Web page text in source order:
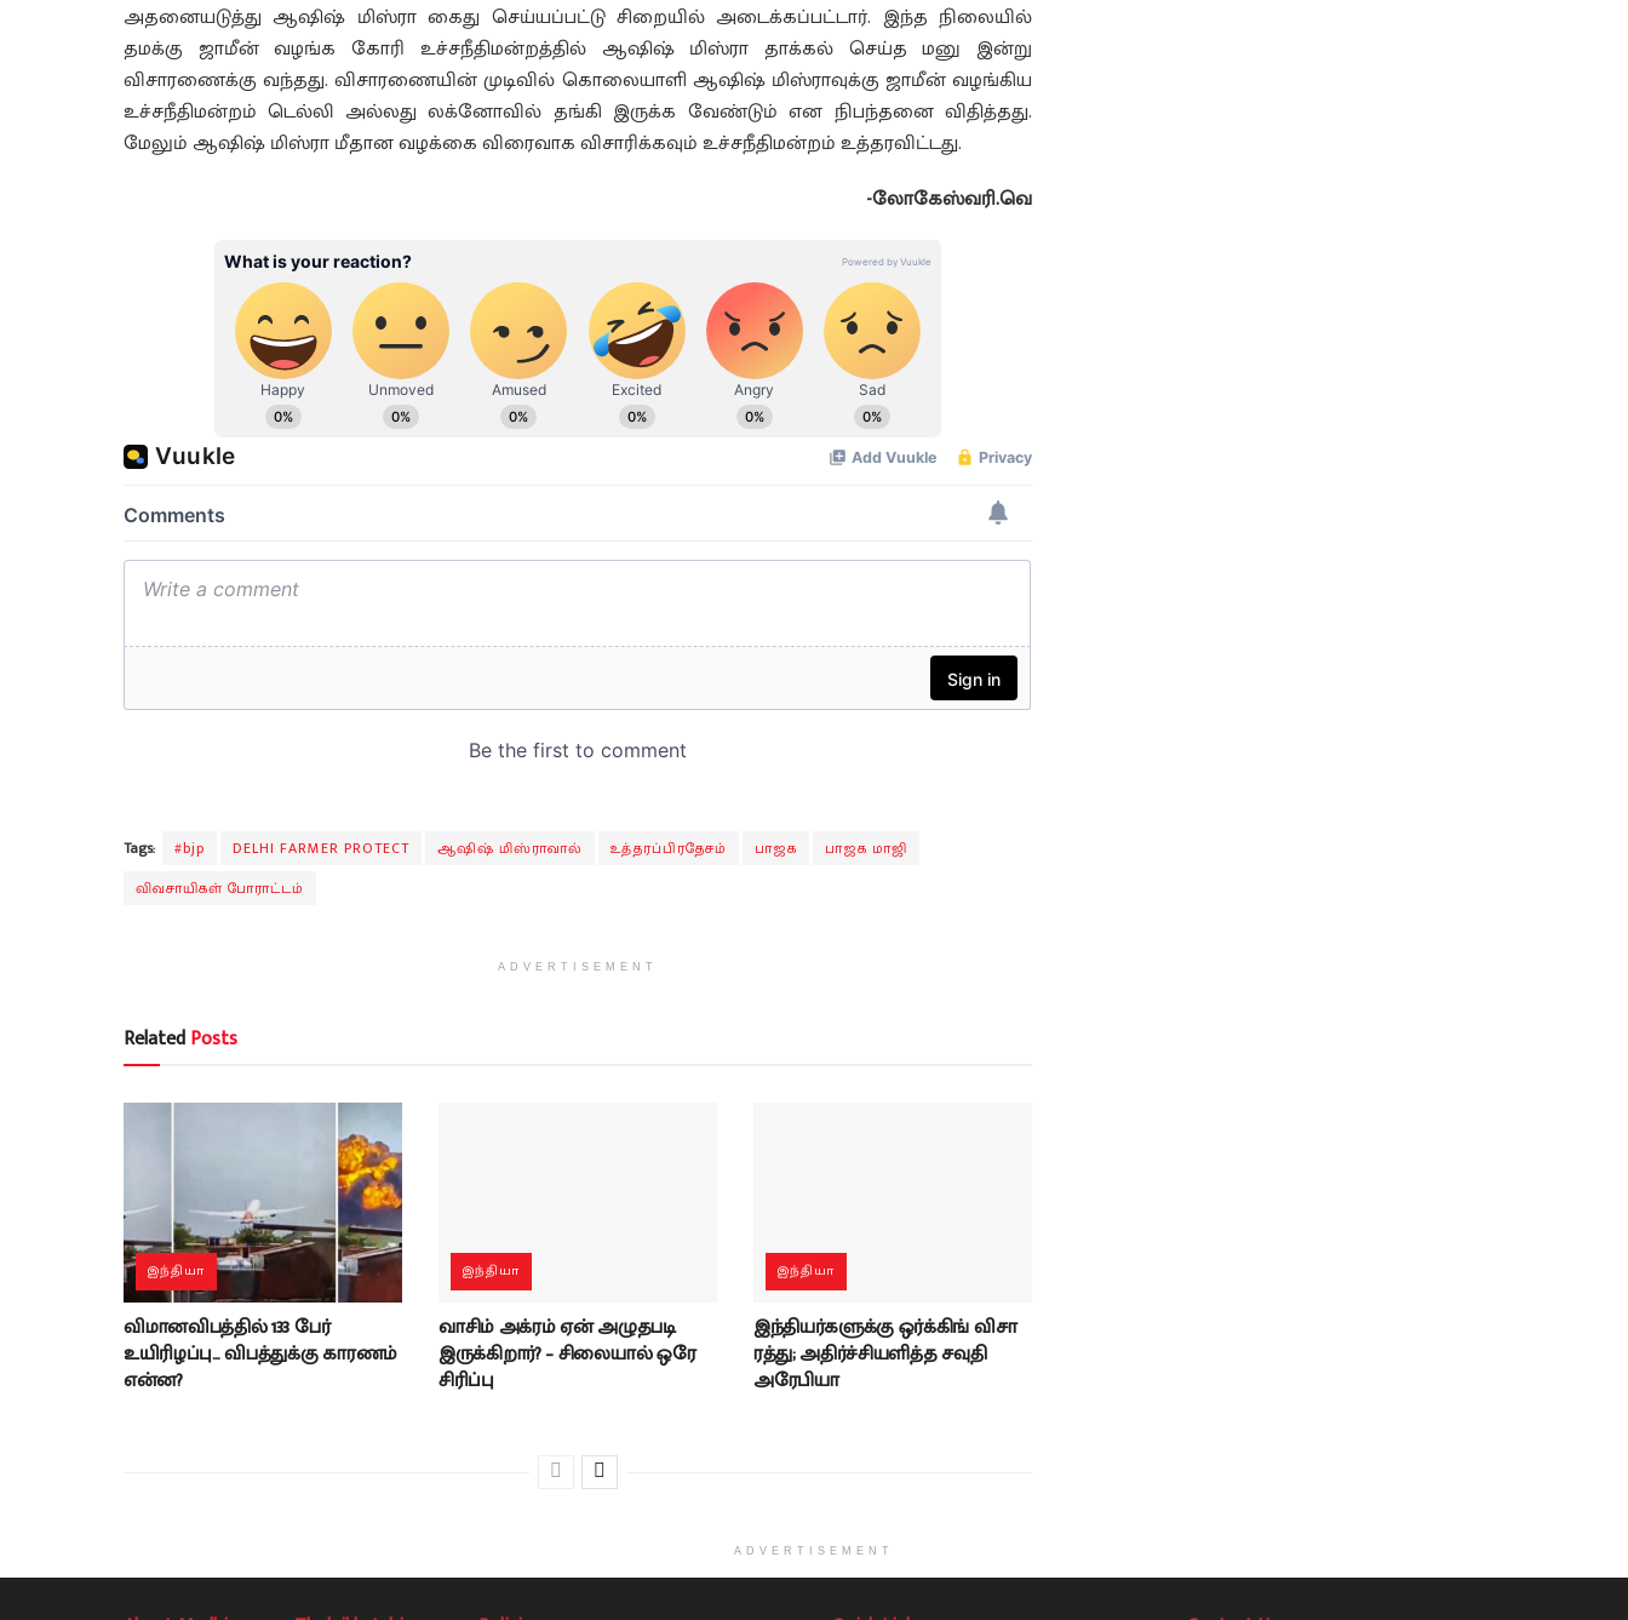
அதனையடுத்து ஆஷிஷ் மிஸ்ரா கைது செய்யப்பட்டு சிறையில் அடைக்கப்பட்டார். இந்த நிலையில்
தமக்கு ஜாமீன் வழங்க கோரி உச்சநீதிமன்றத்தில் ஆஷிஷ் மிஸ்ரா தாக்கல் செய்த மனு இன்று
விசாரணைக்கு வந்தது. விசாரணையின் முடிவில் கொலையாளி ஆஷிஷ் மிஸ்ராவுக்கு ஜாமீன் வழங்கிய
உச்சநீதிமன்றம் டெல்லி அல்லது லக்னோவில் தங்கி இருக்க வேண்டும் என நிபந்தனை விதித்தது.
மேலும் ஆஷிஷ் மிஸ்ரா மீதான வழக்கை விரைவாக விசாரிக்கவும் உச்சநீதிமன்றம் உத்தரவிட்டது.
-லோகேஸ்வரி.வெ
Tags: #bjp DELHI FARMER PROTECT ஆஷிஷ் மிஸ்ராவால் உத்தரப்பிரதேசம் பாஜக
பாஜக மாஜி
விவசாயிகள் போராட்டம்
ADVERTISEMENT
RelatedPosts
இந்தியா
விமானவிபத்தில் 133 பேர்
உயிரிழப்பு… விபத்துக்கு காரணம்
என்ன?
இந்தியா
வாசிம் அக்ரம் ஏன் அழுதபடி
இருக்கிறார்? – சிலையால் ஒரே
சிரிப்பு
இந்தியா
இந்தியர்களுக்கு ஒர்க்கிங் விசா
ரத்து; அதிர்ச்சியளித்த சவுதி
அரேபியா
ADVERTISEMENT